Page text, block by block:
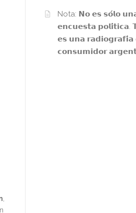
Nota: 𝗡𝗼 𝗲𝘀 𝘀𝗼́𝗹𝗼
𝗲𝗻𝗰𝘂𝗲𝘀𝘁𝗮
𝗲𝘀 𝘂𝗻𝗮 𝗿𝗮𝗱𝗶𝗼𝗴𝗿𝗮𝗳𝗶́𝗮
𝗰𝗼𝗻𝘀𝘂𝗺𝗶𝗱𝗼𝗿